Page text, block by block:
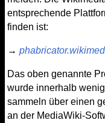
entsprechende
finden ist:
→
Das oben genannte
wurde innerhalb
sammeln über einen
an der MediaWiki-